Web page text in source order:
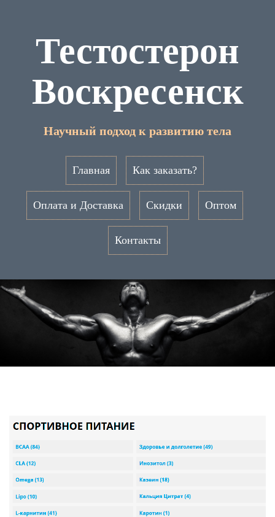
Тестостерон
Воскресенск
Научный подход к развитию тела
Главная Как заказать?
Оплата и Доставка Скидки Оптом
Контакты